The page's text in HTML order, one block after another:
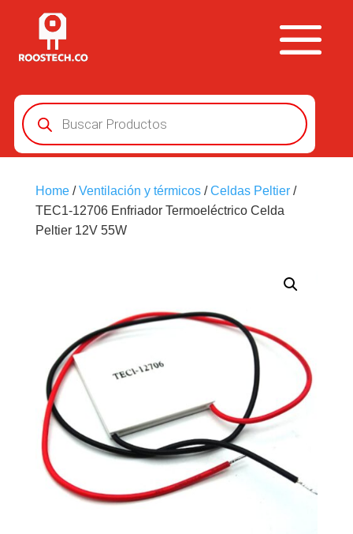
Búsqueda
de
productos
Home/Ventilación y térmicos/Celdas Peltier/
TEC1-12706 Enfriador Termoeléctrico Celda
Peltier 12V 55W